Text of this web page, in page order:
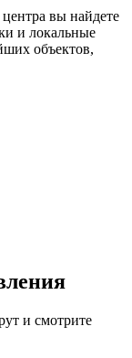
вы найдете
и локальные
объектов,
и смотрите